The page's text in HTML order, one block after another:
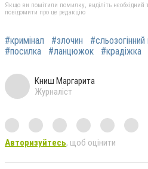
Якщо ви помітили помилку, виділіть необхідний
повідомити про це редакцію
#кримінал #злочин #сльозогінний
#посилка
#ланцюжок #крадіжка
Книш Маргарита
Журналіст
Авторизуйтесь, щоб оцінити